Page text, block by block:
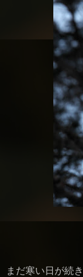
まだ寒い日が続